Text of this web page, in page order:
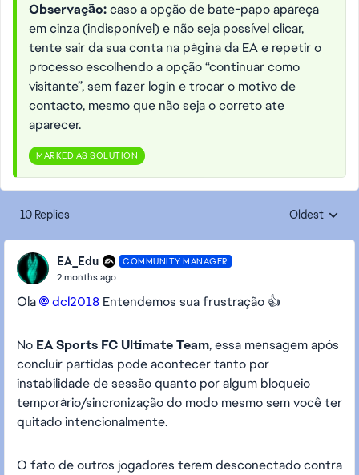
Observação:caso a opção de bate-papo apareça
em cinza (indisponível) e não seja possível clicar,
tente sair da sua conta na página da EA e repetir o
processo escolhendo a opção “continuar como
visitante”, sem fazer login e trocar o motivo de
contacto, mesmo que não seja o correto ate
aparecer.
MARKED AS SOLUTION
10 Replies Replies
Oldest
EA_Edu COMMUNITY MANAGER
2 months ago
Ola dcl2018​ Entendemos sua frustração 👍
No EA Sports FC Ultimate Team, essa mensagem após
concluir partidas pode acontecer tanto por
instabilidade de sessão quanto por algum bloqueio
temporário/sincronização do modo mesmo sem você ter
quitado intencionalmente.
O fato de outros jogadores terem desconectado contra